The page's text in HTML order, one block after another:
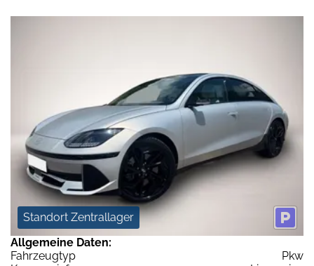
Standort Zentrallager
Allgemeine Daten:
Fahrzeugtyp
Pkw